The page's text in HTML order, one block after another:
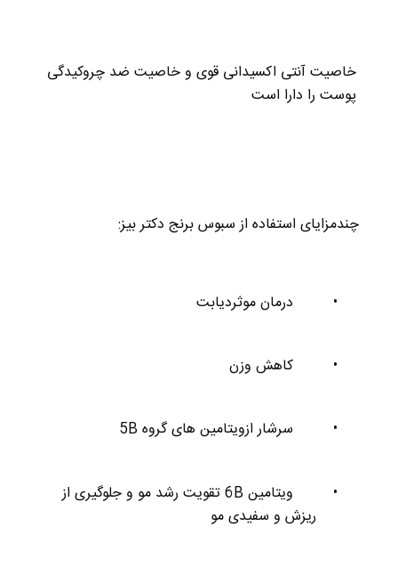
خاصیت آنتی اکسیدانی قوی و خاصیت ضد چروکیدگی
پوست را دارا است
چندمزایای استفاده از سبوس برنج دکتر بیز:
• درمان موثردیابت
• کاهش وزن
• سرشار ازویتامین های گروه 5B
• ویتامین 6Bتقویت رشد مو و جلوگیری از
ریزش و سفیدی مو